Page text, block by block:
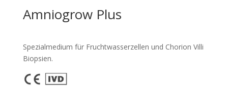
Amniogrow Plus
Spezialmedium für Fruchtwasserzellen und Chorion Villi
Biopsien.